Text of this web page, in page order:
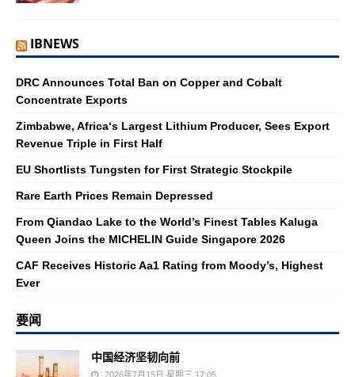
IBNEWS
DRC Announces Total Ban on Copper and Cobalt
Concentrate Exports
Zimbabwe, Africa‘s Largest Lithium Producer, Sees Export
Revenue Triple in First Half
EU Shortlists Tungsten for First Strategic Stockpile
Rare Earth Prices Remain Depressed
From Qiandao Lake to the World’s Finest Tables Kaluga
Queen Joins the MICHELIN Guide Singapore 2026
CAF Receives Historic Aa1 Rating from Moody’s, Highest
Ever
要闻
中国经济坚韧向前
2026年7月15日 星期三 17:05